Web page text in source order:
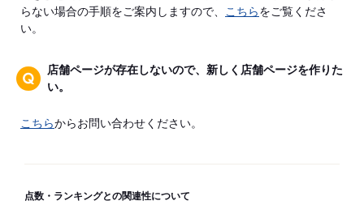
らない場合の手順をご案内しますので、
こちらをご覧くださ
い。
店舗ページが存在しないので、新しく店舗ページを作りた
い。
こちらからお問い合わせください。
点数・ランキングとの関連性について